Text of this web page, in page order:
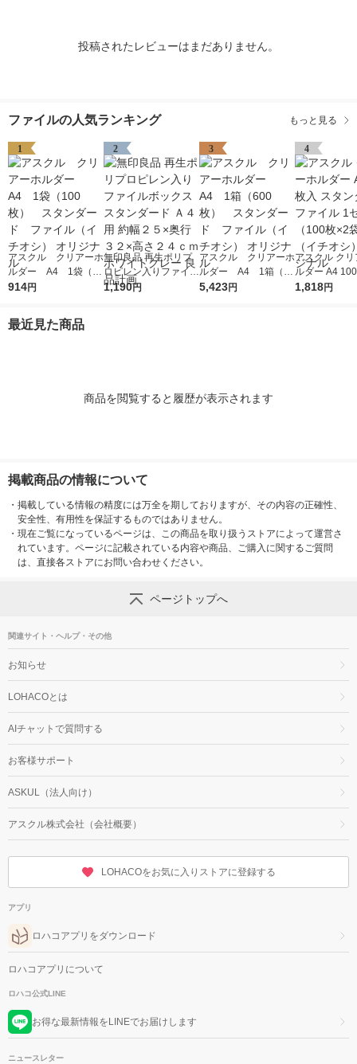
投稿されたレビューはまだありません。
ファイルの人気ランキング もっと見る
1
アスクル クリアーホ
ルダー A4 1袋（10
0枚） スタンダー
914円
2
無印良品 再生ポリプ
ロピレン入りファイル
ボックススタンダード
1,190円
3
アスクル クリアーホ
ルダー A4 1箱（60
0枚） スタンダー
5,423円
4
アスクル ク
ルダー A4
タンダード
1,818円
最近見た商品
商品を閲覧すると履歴が表示されます
掲載商品の情報について
・ 掲載している情報の精度には万全を期しておりますが、その内容の正確性、
安全性、有用性を保証するものではありません。
・ 現在ご覧になっているページは、この商品を取り扱うストアによって運営さ
れています。ページに記載されている内容や商品、ご購入に関するご質問
は、直接各ストアにお問い合わせください。
ページトップへ
関連サイト・ヘルプ・その他
お知らせ
LOHACOとは
AIチャットで質問する
お客様サポート
ASKUL（法人向け）
アスクル株式会社（会社概要）
LOHACOをお気に入りストアに登録する
アプリ
ロハコアプリをダウンロード
ロハコアプリについて
ロハコ公式LINE
お得な最新情報をLINEでお届けします
ニュースレター